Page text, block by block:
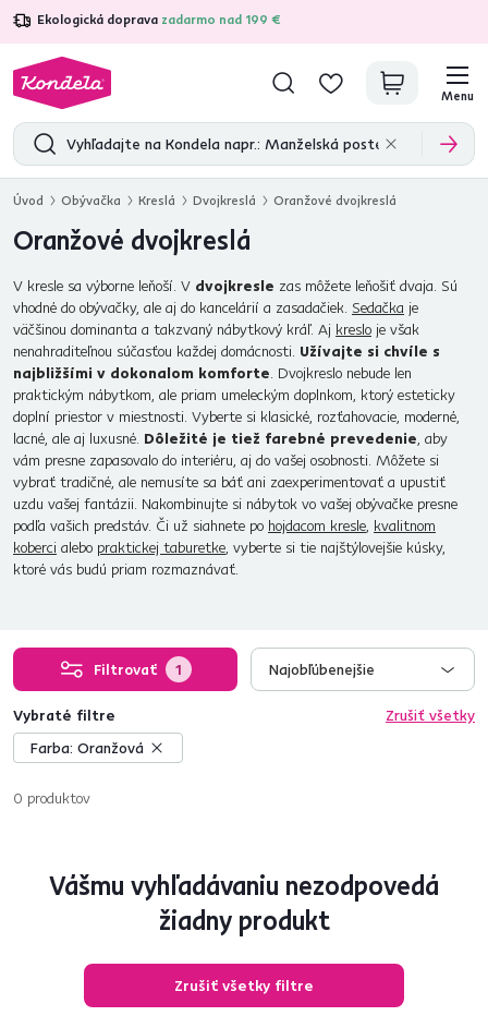
Ekologická doprava zadarmo nad 199 €
4,7 31 157overených produktových recenzií
Menu
Úvod Obývačka Kreslá Dvojkreslá Oranžové dvojkreslá
Oranžové dvojkreslá
V kresle sa výborne leňoší. V dvojkresle zas môžete leňošiť dvaja. Sú
vhodné do obývačky, ale aj do kancelárií a zasadačiek. Sedačka je
väčšinou dominanta a takzvaný nábytkový kráľ. Aj kreslo je však
nenahraditeľnou súčasťou každej domácnosti. Užívajte si chvíle s
najbližšími v dokonalom komforte. Dvojkreslo nebude len
praktickým nábytkom, ale priam umeleckým doplnkom, ktorý esteticky
doplní priestor v miestnosti. Vyberte si klasické, rozťahovacie, moderné,
lacné, ale aj luxusné. Dôležité je tiež farebné prevedenie, aby
vám presne zapasovalo do interiéru, aj do vašej osobnosti. Môžete si
vybrať tradičné, ale nemusíte sa báť ani zaexperimentovať a upustiť
uzdu vašej fantázii. Nakombinujte si nábytok vo vašej obývačke presne
podľa vašich predstáv. Či už siahnete po hojdacom kresle, kvalitnom
koberci alebo praktickej taburetke, vyberte si tie najštýlovejšie kúsky,
ktoré vás budú priam rozmaznávať.
Filtrovať 1 Najobľúbenejšie
Vybraté filtre
Zrušiť všetky
Farba: Oranžová
0 produktov
Vášmu vyhľadávaniu nezodpovedá
žiadny produkt
Zrušiť všetky filtre